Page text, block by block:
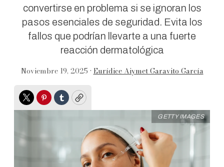
convertirse en problema si se ignoran los
pasos esenciales de seguridad. Evita los
fallos que podrían llevarte a una fuerte
reacción dermatológica
Noviembre 19, 2025 • Eurídice Aiymet Garavito García
TwitterPinterest
TumblrCopy
GETTY IMAGES